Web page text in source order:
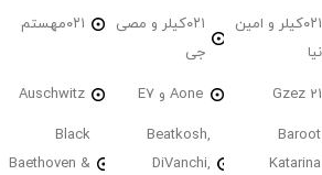
۰۲۱کیلر و امین
نیا
۰۲۱کیلر و مصی
جی
۰۲۱مهستم
21 Gzez Aone و E7 Auschwitz
Beatkosh,
DiVanchi,
Black
Baethoven &